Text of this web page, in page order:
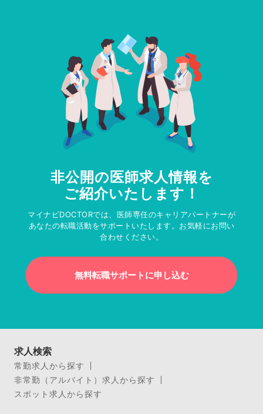
非公開の医師求人情報を
ご紹介いたします！
マイナビDOCTORでは、医師専任のキャリアパートナーが
あなたの転職活動をサポートいたします。お気軽にお問い
合わせください。
無料転職サポートに申し込む
求人検索
常勤求人から探す
非常勤（アルバイト）求人から探す
スポット求人から探す